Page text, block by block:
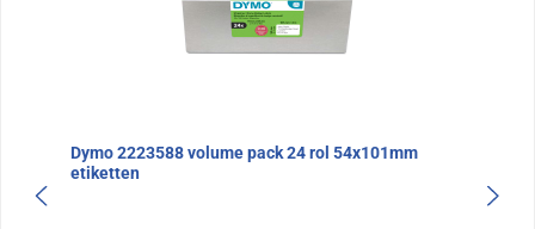
Dymo 2223588 volume pack 24 rol 54x101mm
etiketten